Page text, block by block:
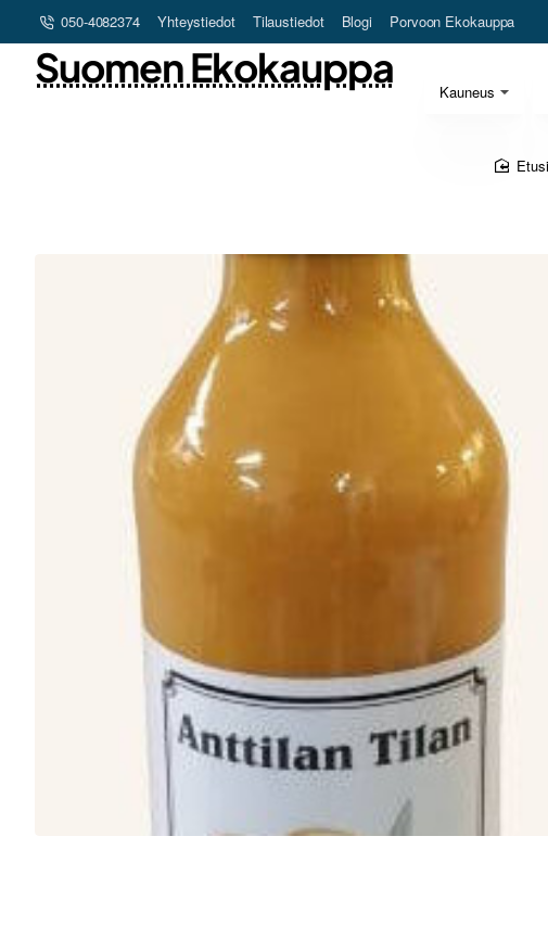
050-4082374 Yhteystiedot Tilaustiedot Blogi Porvoon Ekokauppa
Kauneus
Suomen Ekokauppa